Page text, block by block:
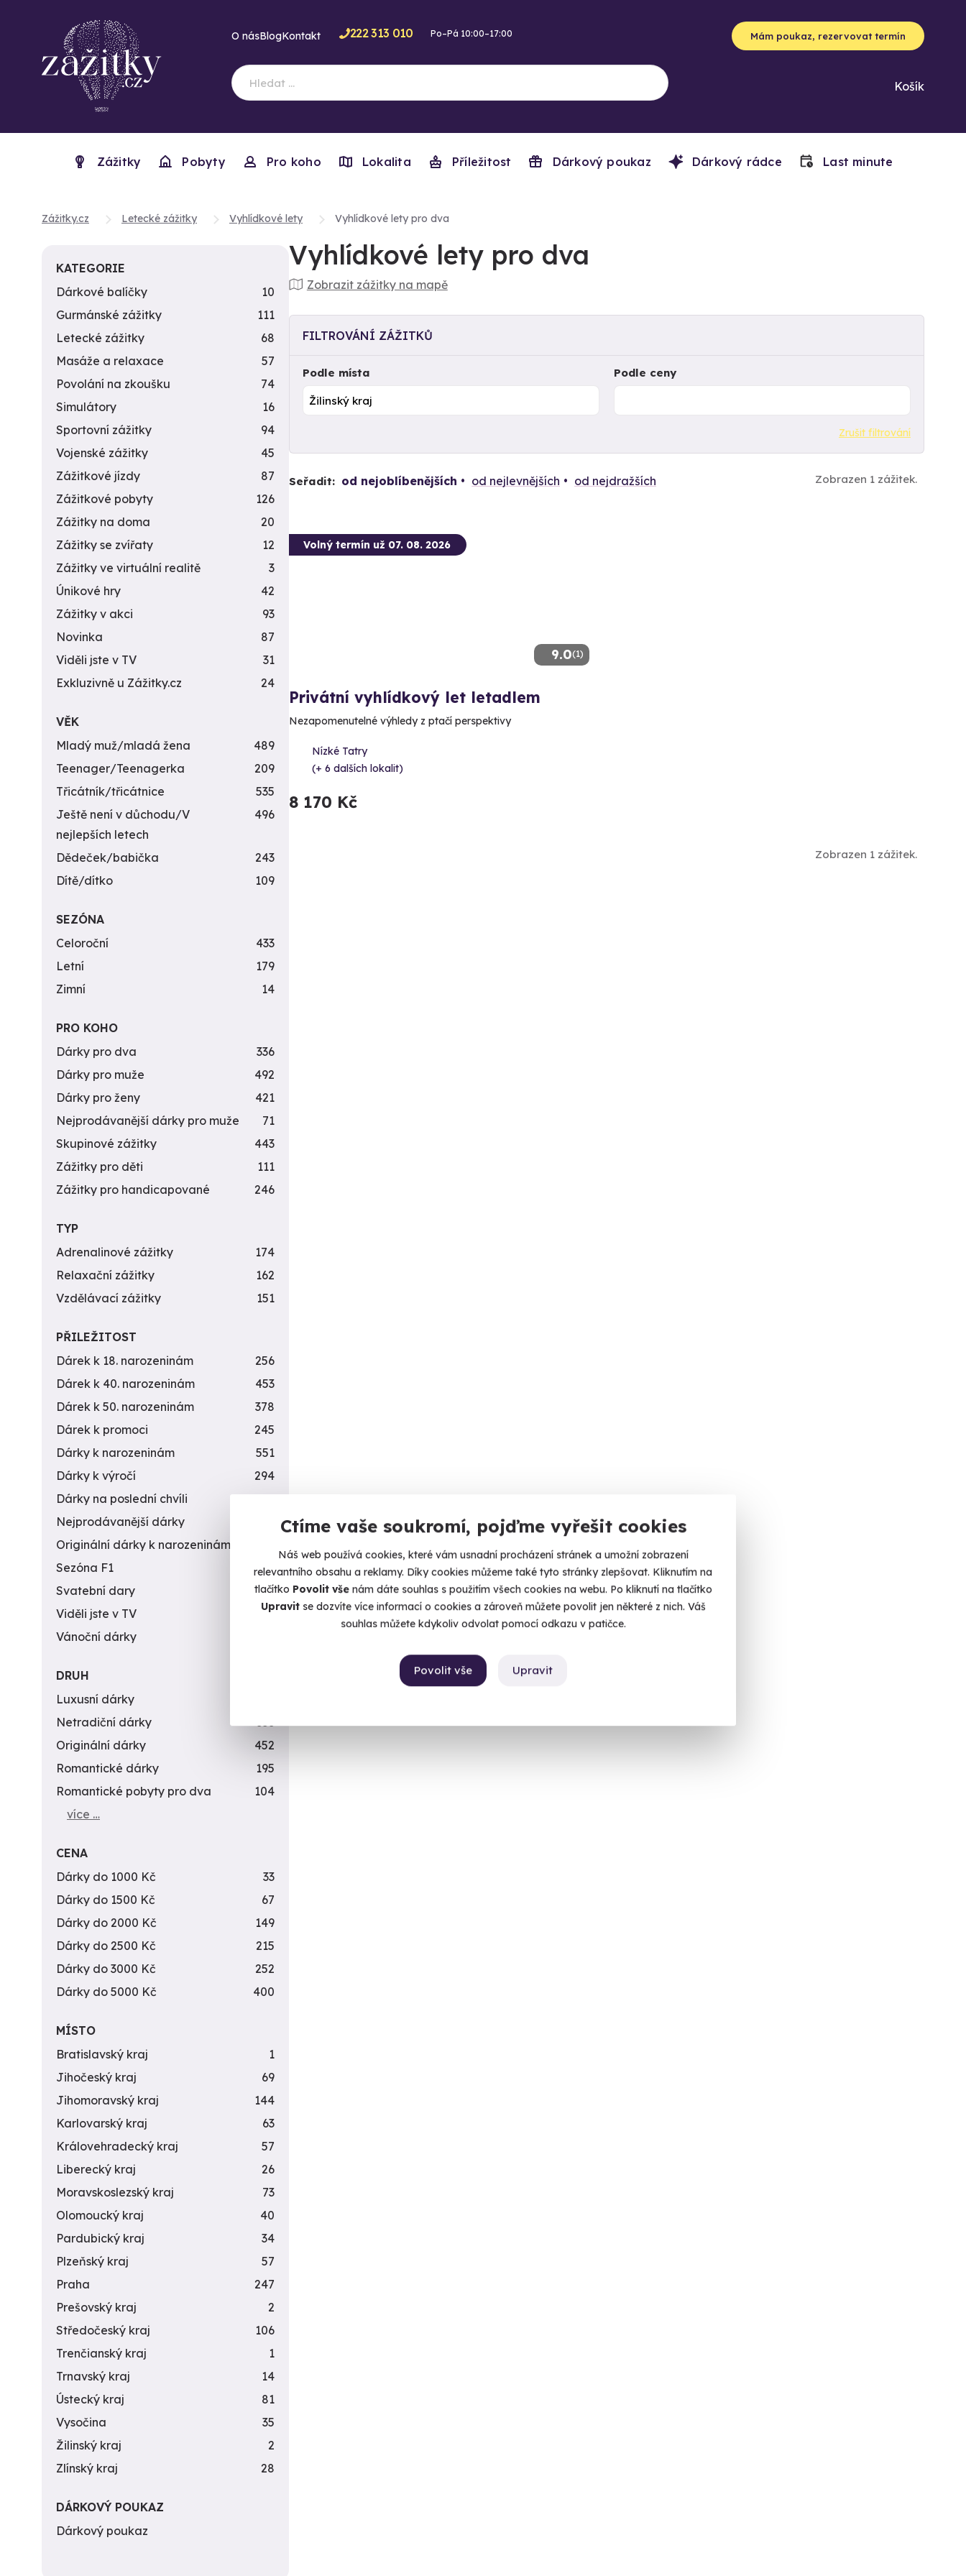
Ctíme vaše soukromí, pojďme vyřešit cookies
Náš web používá cookies, které vám usnadní procházení stránek a umožní zobrazení
relevantního obsahu a reklamy. Díky cookies můžeme také tyto stránky zlepšovat. Kliknutím na
tlačítko Povolit vše nám dáte souhlas s použitím všech cookies na webu. Po kliknutí na tlačítko
Upravitse dozvíte více informací o cookies a zároveň můžete povolit jen některé z nich. Váš
souhlas můžete kdykoliv odvolat pomocí odkazu v patičce.
Upravit
Povolit vše
O násBlogKontakt 222 313 010 Po–Pá 10:00–17:00 Mám poukaz, rezervovat termín
Košík
Zážitky Pobyty Pro koho Lokalita Příležitost Dárkový poukaz Dárkový rádce Last minute
Zážitky.cz Letecké zážitky Vyhlídkové lety Vyhlídkové lety pro dva
Vyhlídkové lety pro dva
Zobrazit zážitky na mapě
FILTROVÁNÍ ZÁŽITKŮ
Podle místa Podle ceny
Zrušit filtrování
Seřadit: od nejoblíbenějších od nejlevnějších od nejdražších Zobrazen 1 zážitek.
9.0(1)
Volný termín už 07. 08. 2026
Privátní vyhlídkový let letadlem
Nezapomenutelné výhledy z ptačí perspektivy
Nízké Tatry
(+ 6 dalších lokalit)
8 170 Kč
Zobrazen 1 zážitek.
KATEGORIE
Dárkové balíčky
10
Gurmánské zážitky
111
Letecké zážitky
68
Masáže a relaxace
57
Povolání na zkoušku
74
Simulátory
16
Sportovní zážitky
94
Vojenské zážitky
45
Zážitkové jízdy
87
Zážitkové pobyty
126
Zážitky na doma
20
Zážitky se zvířaty
12
Zážitky ve virtuální realitě
3
Únikové hry
42
Zážitky v akci
93
Novinka
87
Viděli jste v TV
31
Exkluzivně u Zážitky.cz
24
VĚK
Mladý muž/mladá žena
489
Teenager/Teenagerka
209
Třicátník/třicátnice
535
Ještě není v důchodu/V
nejlepších letech
496
Dědeček/babička
243
Dítě/dítko
109
SEZÓNA
Celoroční
433
Letní
179
Zimní
14
PRO KOHO
Dárky pro dva
336
Dárky pro muže
492
Dárky pro ženy
421
Nejprodávanější dárky pro muže
71
Skupinové zážitky
443
Zážitky pro děti
111
Zážitky pro handicapované
246
TYP
Adrenalinové zážitky
174
Relaxační zážitky
162
Vzdělávací zážitky
151
PŘILEŽITOST
Dárek k 18. narozeninám
256
Dárek k 40. narozeninám
453
Dárek k 50. narozeninám
378
Dárek k promoci
245
Dárky k narozeninám
551
Dárky k výročí
294
Dárky na poslední chvíli
450
Nejprodávanější dárky
Originální dárky k narozeninám
Sezóna F1
4
Svatební dary
196
Viděli jste v TV
31
Vánoční dárky
DRUH
Luxusní dárky
Netradiční dárky
353
Originální dárky
452
Romantické dárky
195
Romantické pobyty pro dva
104
více …
CENA
Dárky do 1000 Kč
33
Dárky do 1500 Kč
67
Dárky do 2000 Kč
149
Dárky do 2500 Kč
215
Dárky do 3000 Kč
252
Dárky do 5000 Kč
400
MÍSTO
Bratislavský kraj
1
Jihočeský kraj
69
Jihomoravský kraj
144
Karlovarský kraj
63
Královehradecký kraj
57
Liberecký kraj
26
Moravskoslezský kraj
73
Olomoucký kraj
40
Pardubický kraj
34
Plzeňský kraj
57
Praha
247
Prešovský kraj
2
Středočeský kraj
106
Trenčianský kraj
1
Trnavský kraj
14
Ústecký kraj
81
Vysočina
35
Žilinský kraj
2
Zlínský kraj
28
DÁRKOVÝ POUKAZ
Dárkový poukaz